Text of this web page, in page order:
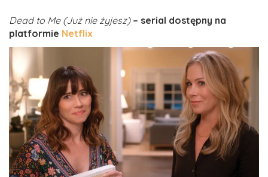
Dead to Me (Już nie żyjesz)– serial dostępny na
platformie Netflix